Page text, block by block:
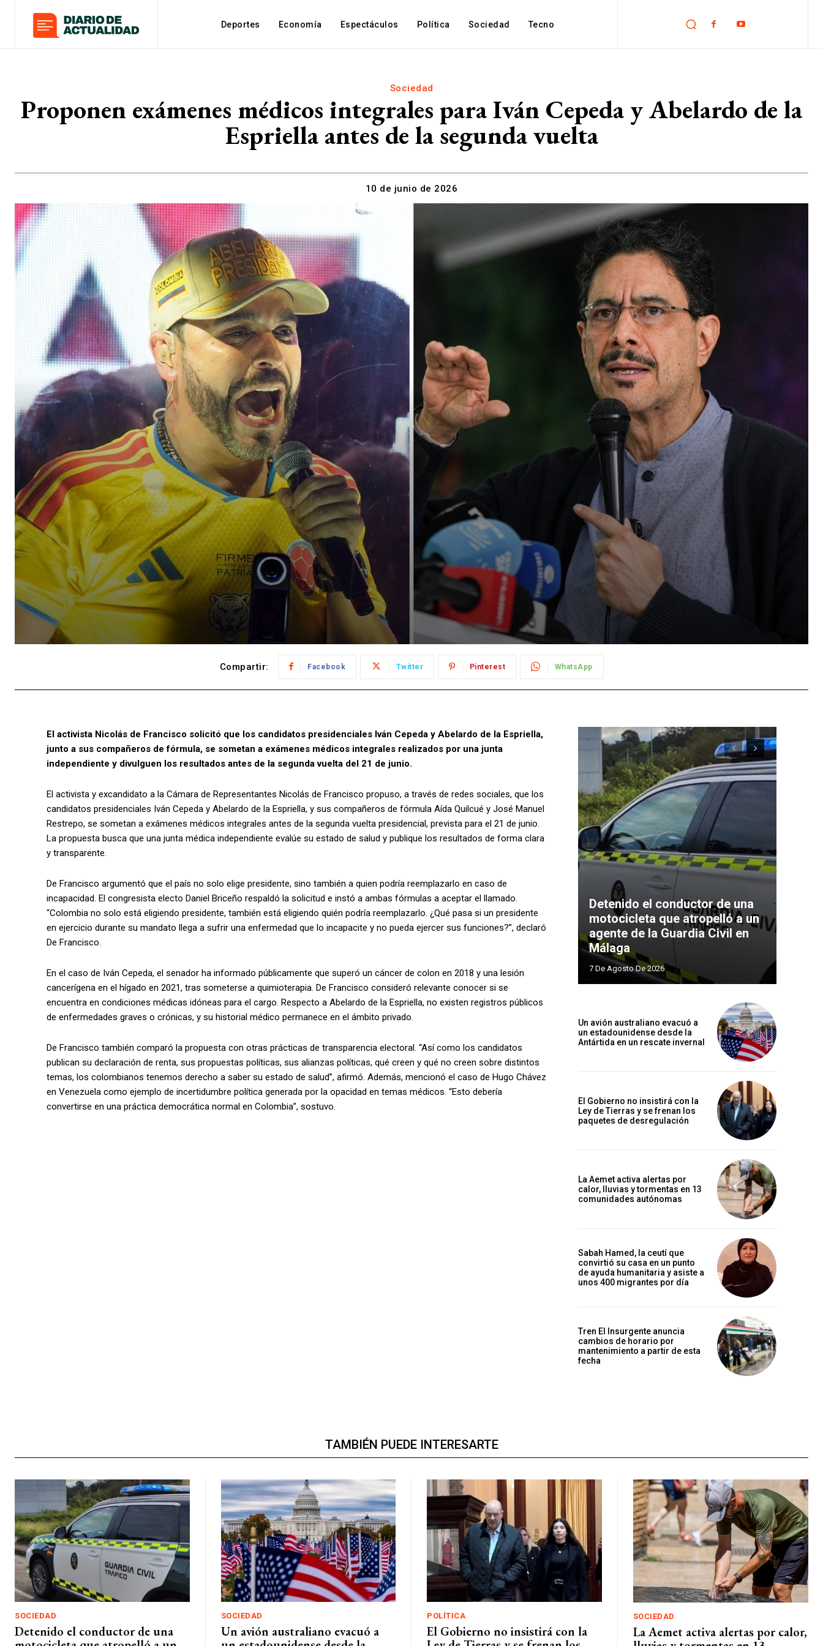
Deportes Economía Espectáculos Política Sociedad Tecno
Sociedad
Proponen exámenes médicos integrales para Iván Cepeda y Abelardo de la
Espriella antes de la segunda vuelta
10 de junio de 2026
Compartir: Facebook Twitter Pinterest WhatsApp
El activista Nicolás de Francisco solicitó que los candidatos presidenciales Iván Cepeda y Abelardo de la Espriella,
junto a sus compañeros de fórmula, se sometan a exámenes médicos integrales realizados por una junta
independiente y divulguen los resultados antes de la segunda vuelta del 21 de junio.
El activista y excandidato a la Cámara de Representantes Nicolás de Francisco propuso, a través de redes sociales, que los
candidatos presidenciales Iván Cepeda y Abelardo de la Espriella, y sus compañeros de fórmula Aída Quilcué y José Manuel
Restrepo, se sometan a exámenes médicos integrales antes de la segunda vuelta presidencial, prevista para el 21 de junio.
La propuesta busca que una junta médica independiente evalúe su estado de salud y publique los resultados de forma clara
y transparente.
De Francisco argumentó que el país no solo elige presidente, sino también a quien podría reemplazarlo en caso de
incapacidad. El congresista electo Daniel Briceño respaldó la solicitud e instó a ambas fórmulas a aceptar el llamado.
“Colombia no solo está eligiendo presidente, también está eligiendo quién podría reemplazarlo. ¿Qué pasa si un presidente
en ejercicio durante su mandato llega a sufrir una enfermedad que lo incapacite y no pueda ejercer sus funciones?”, declaró
De Francisco.
En el caso de Iván Cepeda, el senador ha informado públicamente que superó un cáncer de colon en 2018 y una lesión
cancerígena en el hígado en 2021, tras someterse a quimioterapia. De Francisco consideró relevante conocer si se
encuentra en condiciones médicas idóneas para el cargo. Respecto a Abelardo de la Espriella, no existen registros públicos
de enfermedades graves o crónicas, y su historial médico permanece en el ámbito privado.
De Francisco también comparó la propuesta con otras prácticas de transparencia electoral. “Así como los candidatos
publican su declaración de renta, sus propuestas políticas, sus alianzas políticas, qué creen y qué no creen sobre distintos
temas, los colombianos tenemos derecho a saber su estado de salud”, afirmó. Además, mencionó el caso de Hugo Chávez
en Venezuela como ejemplo de incertidumbre política generada por la opacidad en temas médicos. “Esto debería
convertirse en una práctica democrática normal en Colombia”, sostuvo.
Detenido el conductor de una
motocicleta que atropelló a un
agente de la Guardia Civil en
Málaga
7 De Agosto De 2026
Un avión australiano evacuó a
un estadounidense desde la
Antártida en un rescate invernal
El Gobierno no insistirá con la
Ley de Tierras y se frenan los
paquetes de desregulación
La Aemet activa alertas por
calor, lluvias y tormentas en 13
comunidades autónomas
Sabah Hamed, la ceutí que
convirtió su casa en un punto
de ayuda humanitaria y asiste a
unos 400 migrantes por día
Tren El Insurgente anuncia
cambios de horario por
mantenimiento a partir de esta
fecha
TAMBIÉN PUEDE INTERESARTE
SOCIEDAD
Detenido el conductor de una
SOCIEDAD
Un avión australiano evacuó a
POLÍTICA
El Gobierno no insistirá con la
SOCIEDAD
La Aemet activa alertas por calor,